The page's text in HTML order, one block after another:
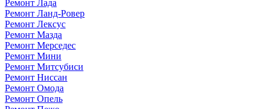
Ремонт Лада
Ремонт Ланд-Ровер
Ремонт Лексус
Ремонт Мазда
Ремонт Мерседес
Ремонт Мини
Ремонт Митсубиси
Ремонт Ниссан
Ремонт Омода
Ремонт Опель